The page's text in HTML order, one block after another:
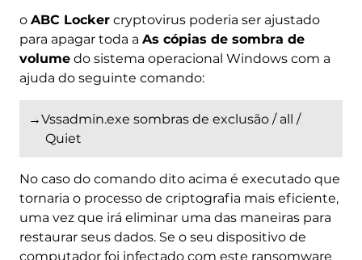
o ABC Lockercryptovirus poderia ser ajustado
para apagar toda a As cópias de sombra de
volumedo sistema operacional Windows com a
ajuda do seguinte comando:
→Vssadmin.exe sombras de exclusão / all /
Quiet
No caso do comando dito acima é executado que
tornaria o processo de criptografia mais eficiente,
uma vez que irá eliminar uma das maneiras para
restaurar seus dados. Se o seu dispositivo de
computador foi infectado com este ransomware
Remoção de Malware
Ferramenta